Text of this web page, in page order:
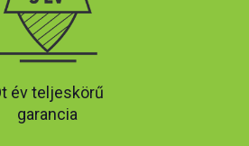
év teljeskörű
garancia